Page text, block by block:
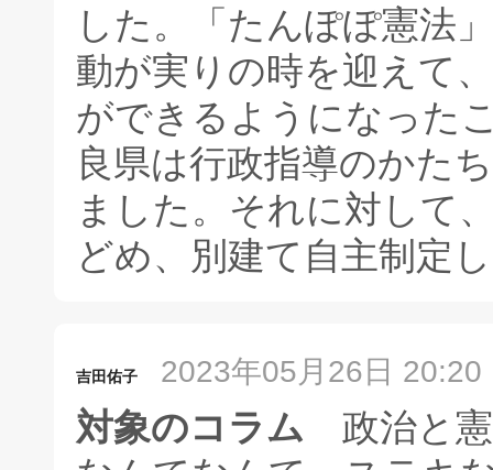
した。「たんぽぽ憲法
動が実りの時を迎えて
ができるようになった
良県は行政指導のかた
ました。それに対して
どめ、別建て自主制定
吉田佑子 2023年05月26日 20:20
対象のコラム 政治と